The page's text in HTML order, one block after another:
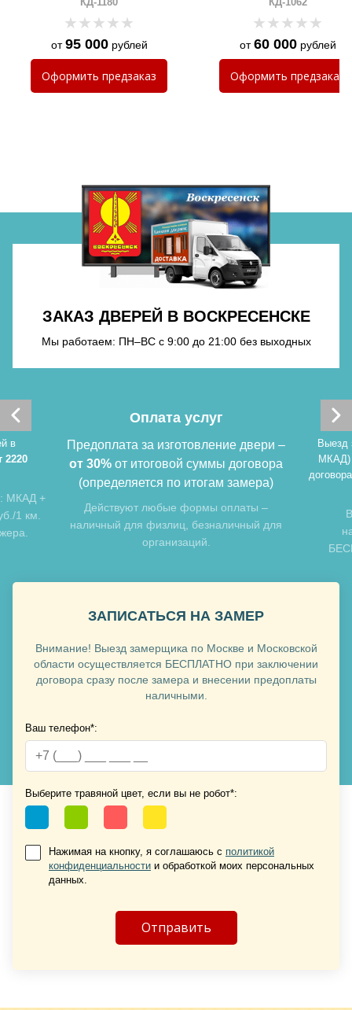
Хочу такую
Хочу такую
Хочу такую
Хочу такую
Хочу такую
Хочу такую
подсветкой
от95 000рублей
Оформить предзаказ
от60 000рублей
Оформить предзаказ
ЗАКАЗ ДВЕРЕЙ В ВОСКРЕСЕНСКЕ
Мы работаем: ПН–ВС с 9:00 до 21:00 без выходных
в
2220
МКАД +
1 км.
Оплата услуг
Предоплата за изготовление двери –
от 30% от итоговой суммы договора
(определяется по итогам замера)
Действуют любые формы оплаты –
наличный для физлиц, безналичный для
организаций.
Выезд
ЗАПИСАТЬСЯ НА ЗАМЕР
Внимание! Выезд замерщика по Москве и Московской
области осуществляется БЕСПЛАТНО при заключении
договора сразу после замера и внесении предоплаты
наличными.
Ваш телефон*:
Выберите травяной цвет, если вы не робот*:
Нажимая на кнопку, я соглашаюсь с политикой
конфиденциальности и обработкой моих персональных
данных.